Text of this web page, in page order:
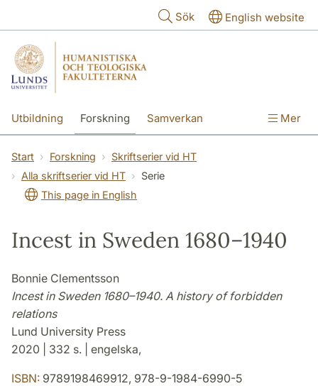
Sök English website
Utbildning Forskning Samverkan Mer
Start Forskning
Skriftserier vid HT
Alla skriftserier vid HT
Serie
This page in English
Incest in Sweden 1680–1940
Bonnie Clementsson
Incest in Sweden 1680–1940. A history of forbidden
relations
Lund University Press
2020 | 332 s. | engelska,
ISBN: 9789198469912, 978-9-1984-6990-5